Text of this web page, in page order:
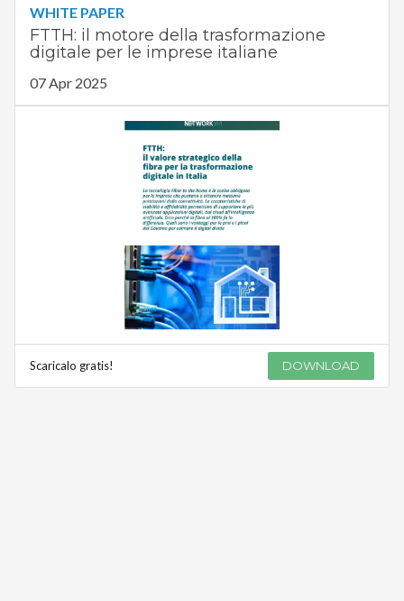
WHITE PAPER
FTTH: il motore della trasformazione
digitale per le imprese italiane
07 Apr 2025
Scaricalo gratis! DOWNLOAD